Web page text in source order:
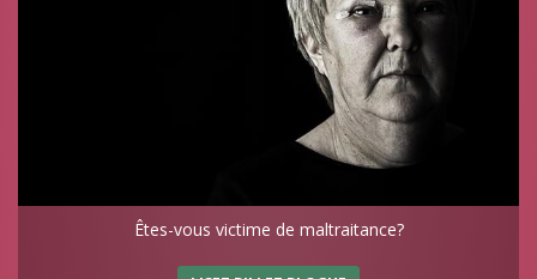
Êtes-vous victime de maltraitance?